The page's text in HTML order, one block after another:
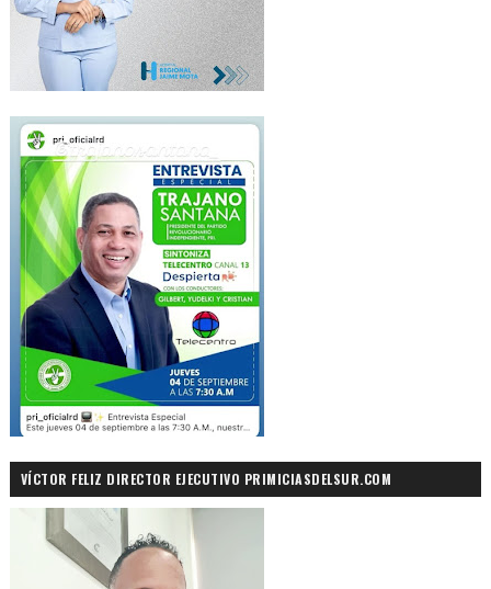
VÍCTOR FELIZ DIRECTOR EJECUTIVO PRIMICIASDELSUR.COM